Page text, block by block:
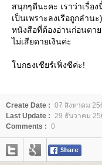
สนุกๆดีนะคะ เราว่าเรื่อ
เป็นเพราะลงเรือถูกลำน
หนังสือที่ต้องอ่านก่อนตา
ไม่เสียดายเงินค่ะ
บกธงเชียร์เฟิ่งซีค่ะ!
Create Date : 07 สิงหาคม
Last Update :
29 ธันวาคม
Comments : 0